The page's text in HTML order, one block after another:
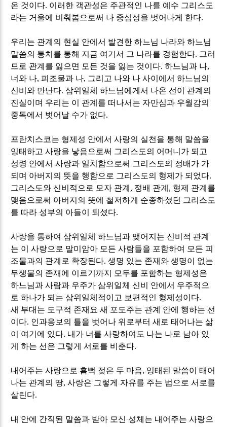
온 것이다. 이러한 객관성은 주관적인 나를 예수 그리스도
라는 거울에 비춰봄으로써 나 중심성을 벗어나게 한다.
우리는 관계의 현실 안에서 발견한 하느님 나라와 하느님
말씀의 통치를 통해 지금 여기서 그 나라를 경험한다. 그러
므로 관계를 잃으면 모든 것을 잃는 것이다.하느님과 나,
너와 나, 피조물과 나, 그리고 나와 나 사이에서 하느님의
신비와 만난다.삼위일체 하느님에게서 나온 선이 관계의
진실이며 우리는 이 관계를 떠나서는 자만심과 우월감의
중독에서 벗어날 수가 없다.
프란치스코는 형제성 안에서 사랑의 실천을 통해 말씀을
잉태하고 사랑을 낳음으로써 그리스도의 어머니가 되고
성령 안에서 사랑과 일치함으로써 그리스도의 정배가 가
되며 아버지의 뜻을 행함으로 그리스도의 형제가 되었다.
그리스도와 신비적으로 모자 관계 , 정배 관계 , 형제 관계를
맺음으로써 아버지의 뜻에 철저하게 순종하셨던 그리스도
를 따라 성부의 아들이 되셨다.
사랑을 통하여 삼위일체 하느님과 맺어지는 신비적 관계
는 이 사랑으로 말미암아 모든 사람들을 포함하여 모든 피
조물과의 관계로 확장된다.생명 있는 존재와 생명이 없는
무생물의 존재에 이르기까지 모두를 포함하는 형제성은
하느님과 사람과 우주가 삼위일체 신비 안에서 우주적으
로 하나가 되는 삼위일체적이고 보편적인 형제성이다.
새 부대는 도구적 존재요 새 포도주는 관계 안에 행하는 선
이다. 인과응보의 틀을 벗어나 위로부터 새로 태어나는 삶
이 여기에 있다. 내가 너를 사랑하여도 나는 나로 남아 있
게 하는 선은 그렇게 서로를 비춘다.
내어주는 사랑으로 흠뻑 젖은 두 마음, 잉태된 말씀이 태어
나는 관계의 땅,사랑은 그렇게 자유를 주는 법으로 서로를
살린다.
내 안에 간직된 말씀과 받아 모신 성체는 내어주는 사랑으